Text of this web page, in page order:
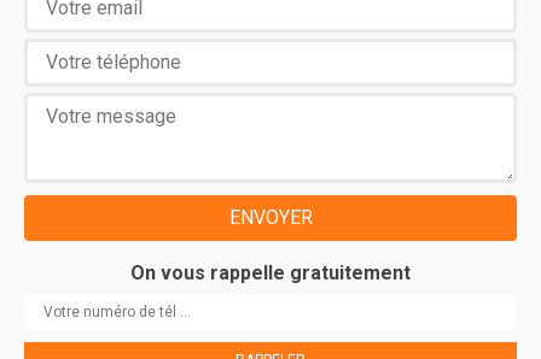
On vous rappelle gratuitement